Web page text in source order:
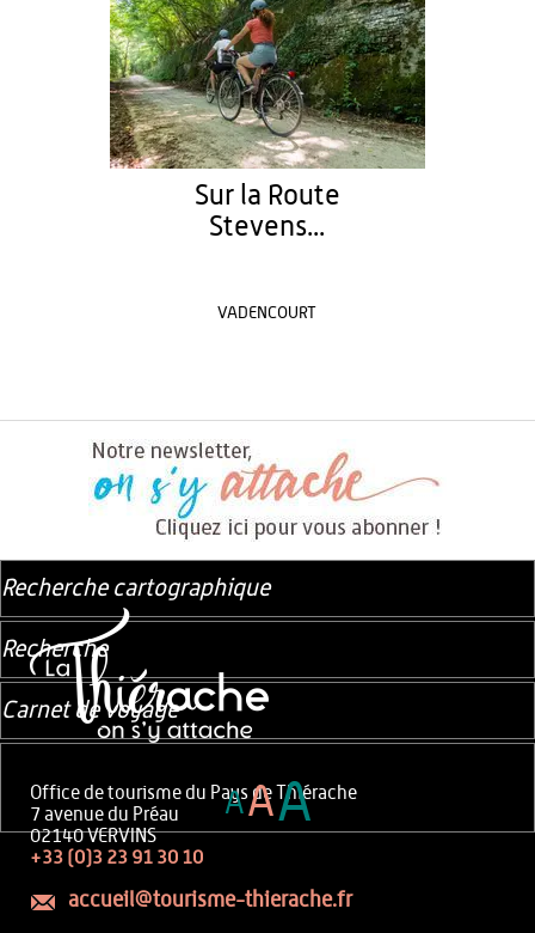
Sur la Route
Stevens...
VADENCOURT
Office de tourisme du Pays de Thiérache
7 avenue du Préau
02140 VERVINS
+33 (0)3 23 91 30 10
accueil@tourisme-thierache.fr
Recherche cartographique
Recherche
Carnet de voyage
AAA